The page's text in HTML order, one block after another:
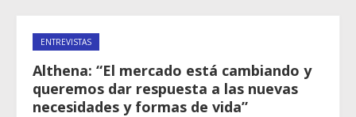
ENTREVISTAS
Althena: “El mercado está cambiando y
queremos dar respuesta a las nuevas
necesidades y formas de vida”